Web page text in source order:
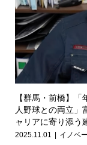
【群馬・前橋】
人野球との両立」
ャリアに寄り添う
2025.11.01 イノベ